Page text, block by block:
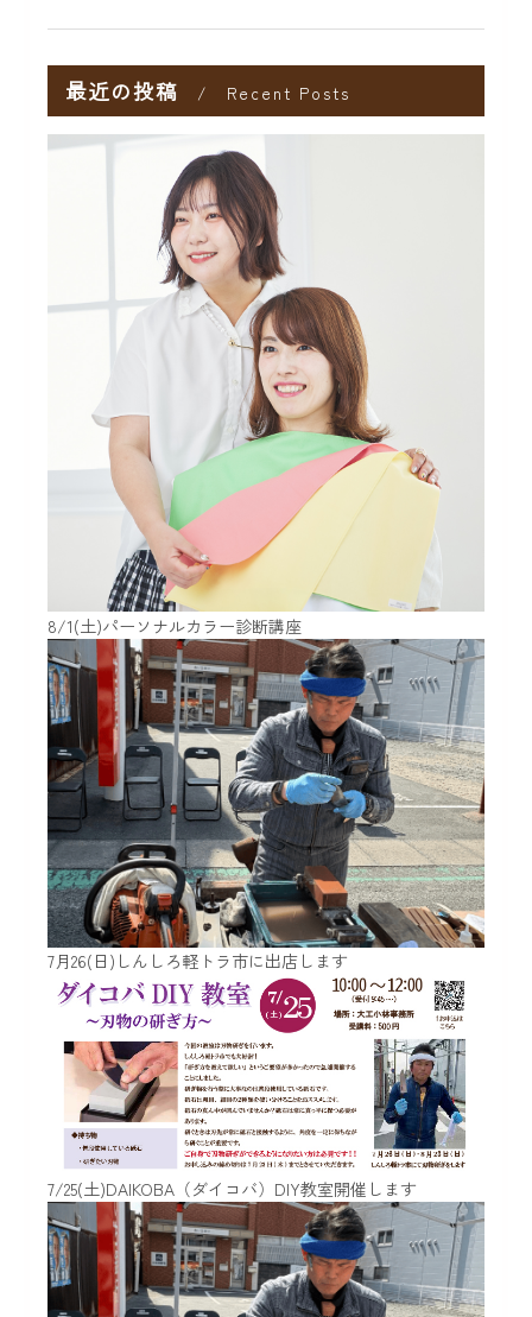
最近の投稿 Recent Posts
8/1(土)パーソナルカラー診断講座
7月26(日)しんしろ軽トラ市に出店します
7/25(土)DAIKOBA（ダイコバ）DIY教室開催します